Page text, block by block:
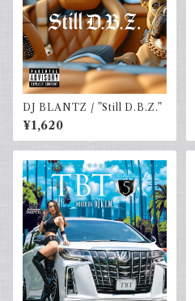
DJ BLANTZ / ”Still D.B.Z.”
¥1,620